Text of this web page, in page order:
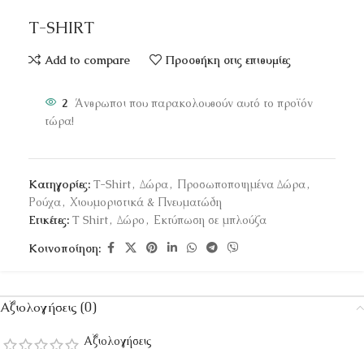
T-SHIRT
Add to compare Προσθήκη στις επιθυμίες
2 Άνθρωποι που παρακολουθούν αυτό το προϊόν
τώρα!
Κατηγορίες: T-Shirt, Δώρα, Προσωποποιημένα Δώρα,
Ρούχα, Χιουμοριστικά & Πνευματώδη
Ετικέτες: T Shirt, Δώρο , Εκτύπωση σε μπλούζα
Κοινοποίηση:
Αξιολογήσεις (0)
Αξιολογήσεις